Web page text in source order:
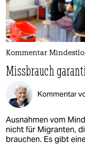
Kommentar
Missbrauch
Kommentar
Ausnahmen vom
nicht für Migranten,
brauchen. Es gibt